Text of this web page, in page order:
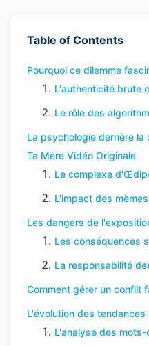
Table of Contents
Pourquoi ce dilemme
L'authenticité brute
Le rôle des
La psychologie derrière la
Ta Mère Vidéo Originale
Le complexe
L'impact des
Les dangers de
Les conséquences
La responsabilité
Comment gérer un conflit
L'évolution des
L'analyse des